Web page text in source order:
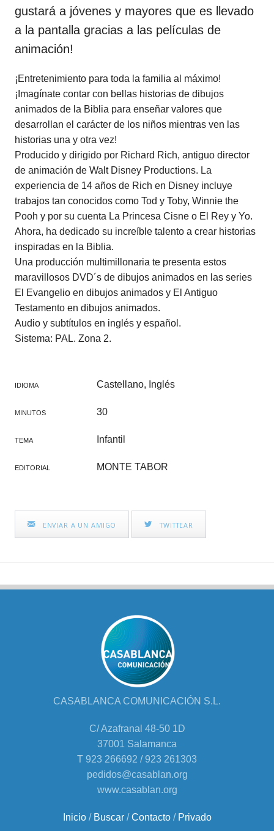
gustará a jóvenes y mayores que es llevado
a la pantalla gracias a las películas de
animación!
¡Entretenimiento para toda la familia al máximo!
¡Imagínate contar con bellas historias de dibujos
animados de la Biblia para enseñar valores que
desarrollan el carácter de los niños mientras ven las
historias una y otra vez!
Producido y dirigido por Richard Rich, antiguo director
de animación de Walt Disney Productions. La
experiencia de 14 años de Rich en Disney incluye
trabajos tan conocidos como Tod y Toby, Winnie the
Pooh y por su cuenta La Princesa Cisne o El Rey y Yo.
Ahora, ha dedicado su increíble talento a crear historias
inspiradas en la Biblia.
Una producción multimillonaria te presenta estos
maravillosos DVD´s de dibujos animados en las series
El Evangelio en dibujos animados y El Antiguo
Testamento en dibujos animados.
Audio y subtítulos en inglés y español.
Sistema: PAL. Zona 2.
IDIOMA Castellano, Inglés
MINUTOS 30
TEMA Infantil
EDITORIAL MONTE TABOR
ENVIAR A UN AMIGO TWITTEAR
CASABLANCA COMUNICACIÓN S.L.
C/ Azafranal 48-50 1D
37001 Salamanca
T 923 266692 / 923 261303
pedidos@casablan.org
www.casablan.org
Inicio/ Buscar/Contacto/ Privado